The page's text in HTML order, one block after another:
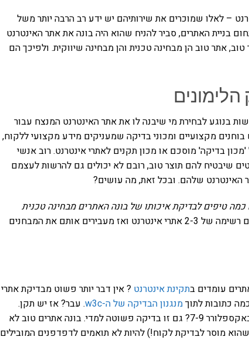
– לאלו שמוכרים את שירותיהם יש ידע רב הרבה יותר משל
בניית האתרים, סביר להניח שהוא היה בונה את אתר האינטרנט
אתר טוב הן מבחינה טכנית והן מבחינה שיווקית. ולפיכך הם
בנוגע לבחירת מי שיבנה לו את אתר האינטרנט המנצח עבור
מקצועיים ומכוני בדיקה שמעניקים מידע מקצועי ללקוח,
בדיקה' מוסכם או מכון תקנים לאתרי אינטרנט. רוב אנשי
שיבטיח להם תוצר טוב, רובם לא יכולים גם להרשות לעצמם
האינטרנט שלהם. ובכל זאת, מה עושים?
טיפים לבדיקת איכותו של בונה האתרים מבחינה טכנית
ראשית מבקשים מבונה האתרים רשימה של 2-3 אתרי אינטרנט ואז מעבירים אותם את המבחנים
עומדים בתקינת אינטרנט ? אין דבר יותר פשוט מבדיקת אתרי
כתובות לתוךמנגנון הבדיקה של ה-w3c
. עבר? אז יש תקן.
האם האתר נראה היטב בפיירפוקס, כרום ובאקספלורר 7-9? גם זו בדיקה פשוטה למדי. בונה אתרים טוב לא
שהוא מוסר לבדיקת לקוח!) להיות לא תואמים לדפדפנים המובילים